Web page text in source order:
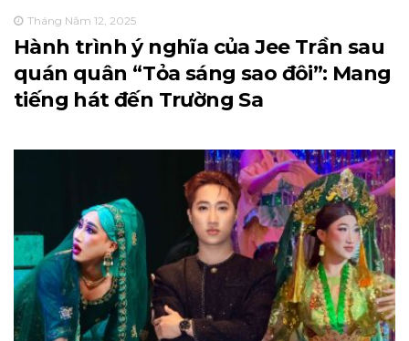
Tháng Năm 12, 2025
Hành trình ý nghĩa của Jee Trần sau
quán quân “Tỏa sáng sao đôi”: Mang
tiếng hát đến Trường Sa